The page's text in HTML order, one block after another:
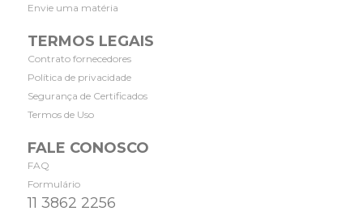
Envie uma matéria
TERMOS LEGAIS
Contrato fornecedores
Política de privacidade
Segurança de Certificados
Termos de Uso
FALE CONOSCO
FAQ
Formulário
11 3862 2256